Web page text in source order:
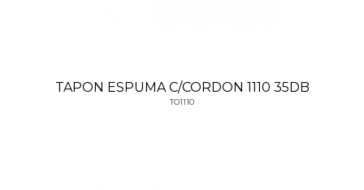
TAPON ESPUMA C/CORDON 1110 35DB
TO1110